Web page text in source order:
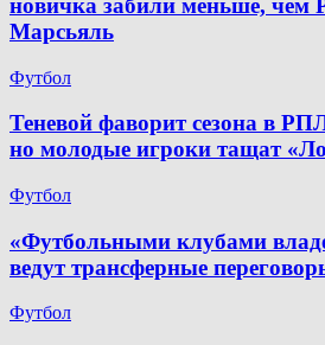
новичка забили меньше, чем
Марсьяль
Футбол
Теневой фаворит сезона в
но молодые игроки тащат
Футбол
«Футбольными клубами
ведут трансферные
Футбол